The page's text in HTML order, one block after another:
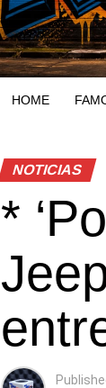
HOME
NOTICIAS
*